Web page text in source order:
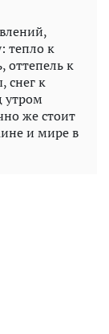
тепло к
оттепель к
снег к
утром
же стоит
и мире в